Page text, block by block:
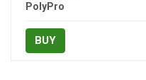
PolyPro
BUY